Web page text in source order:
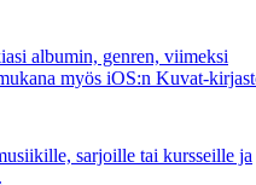
albumin, genren, viimeksi
myös iOS:n Kuvat-
sarjoille tai kursseille ja